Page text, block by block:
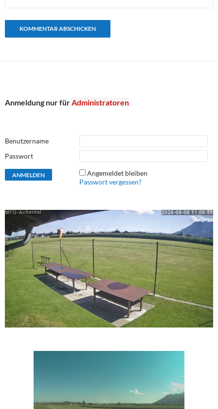
Anmeldung nur fürAdministratoren
Benutzername
Passwort
Angemeldet bleiben
Passwort vergessen?